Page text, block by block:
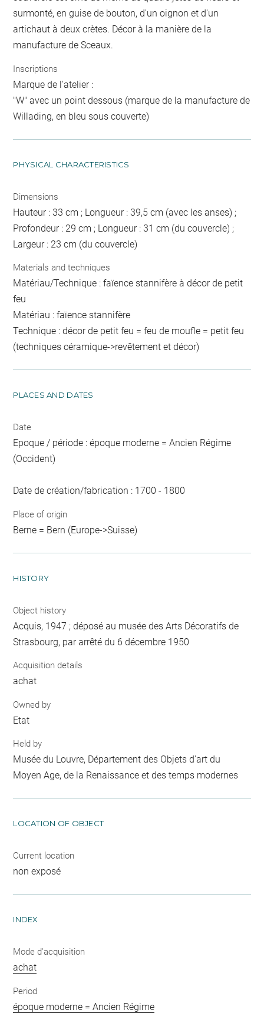
surmonté, en guise de bouton, d'un oignon et d'un
artichaut à deux crètes. Décor à la manière de la
manufacture de Sceaux.
Inscriptions
Marque de l'atelier :
"W" avec un point dessous (marque de la manufacture de
Willading, en bleu sous couverte)
PHYSICAL CHARACTERISTICS
Dimensions
Hauteur : 33 cm ; Longueur : 39,5 cm (avec les anses) ;
Profondeur : 29 cm ; Longueur : 31 cm (du couvercle) ;
Largeur : 23 cm (du couvercle)
Materials and techniques
Matériau/Technique : faïence stannifère à décor de petit
feu
Matériau : faïence stannifère
Technique : décor de petit feu = feu de moufle = petit feu
(techniques céramique->revêtement et décor)
PLACES AND DATES
Date
Epoque / période : époque moderne = Ancien Régime
(Occident)
Date de création/fabrication : 1700 - 1800
Place of origin
Berne = Bern (Europe->Suisse)
HISTORY
Object history
Acquis, 1947 ; déposé au musée des Arts Décoratifs de
Strasbourg, par arrêté du 6 décembre 1950
Acquisition details
achat
Owned by
Etat
Held by
Musée du Louvre, Département des Objets d'art du
Moyen Age, de la Renaissance et des temps modernes
LOCATION OF OBJECT
Current location
non exposé
INDEX
Mode d'acquisition
achat
Period
époque moderne = Ancien Régime